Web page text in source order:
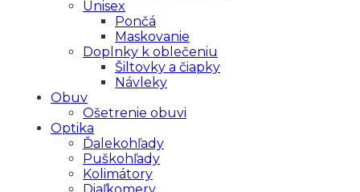
Unisex
Pončá
Maskovanie
Doplnky k oblečeniu
Šiltovky a čiapky
Návleky
Obuv
Ošetrenie obuvi
Optika
Ďalekohľady
Puškohľady
Kolimátory